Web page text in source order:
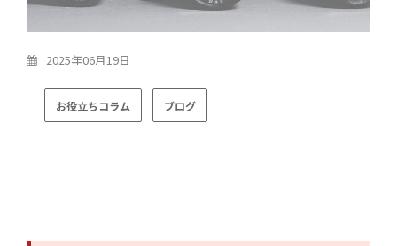
2025年06月19日
お役立ちコラム ブログ